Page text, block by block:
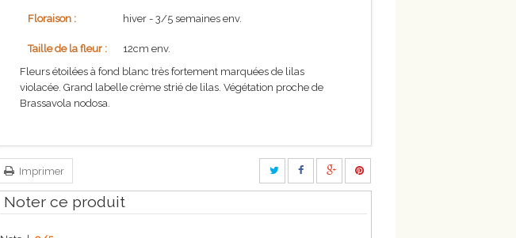
Floraison : hiver - 3/5 semaines env.
Taille de la fleur :
12cm env.
Fleurs étoilées à fond blanc très fortement marquées de lilas
violacée. Grand labelle crème strié de lilas. Végétation proche de
Brassavola nodosa.
Imprimer
Noter ce produit